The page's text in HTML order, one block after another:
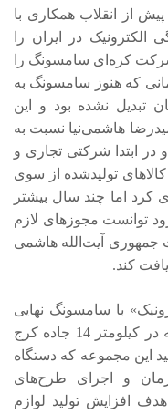
از انقلاب همکاری با
در ایران را
کره‌ای سامسونگ را
زمانی که هنوز سامسونگ به
تبدیل نشده بود و این
هاشمی‌نیا نسبت به
در ابتدا شرکتی تجاری و
تولیدشده از سوی
کرد اما چند سال بیشتر
توانست مجوزهای لازم
جمهوری آیت‌الله هاشمی
کند.
با سامسونگ نهایی
شد و اواخر همین سال ساخت کارخانه در کیلومتر 14 جاده کرج
۷۶ اولین تولید این مجموعه که دستگاه
زمان و اجرای طرح‌های
افزایش تولید لوازم